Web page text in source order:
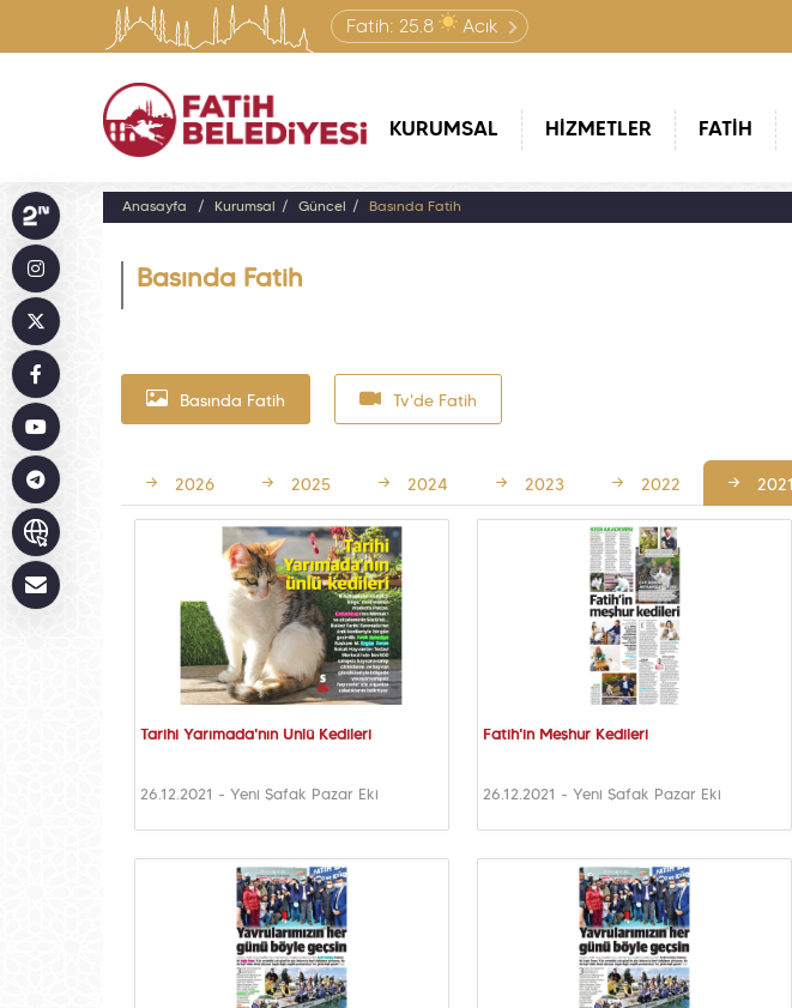
Fatih: 25.8 Açık
KURUMSAL HİZMETLER FATİH
Anasayfa Kurumsal Güncel Basında Fatih
Basında Fatih
Basında Fatih Tv'de Fatih
2026 2025 2024 2023 2022 2021
Tarihi Yarımada'nın Ünlü Kedileri
26.12.2021 - Yeni Şafak Pazar Eki
Fatih'in Meşhur Kedileri
26.12.2021 - Yeni Şafak Pazar Eki